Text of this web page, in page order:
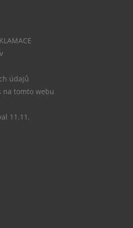
údajů
na tomto webu
11.11.